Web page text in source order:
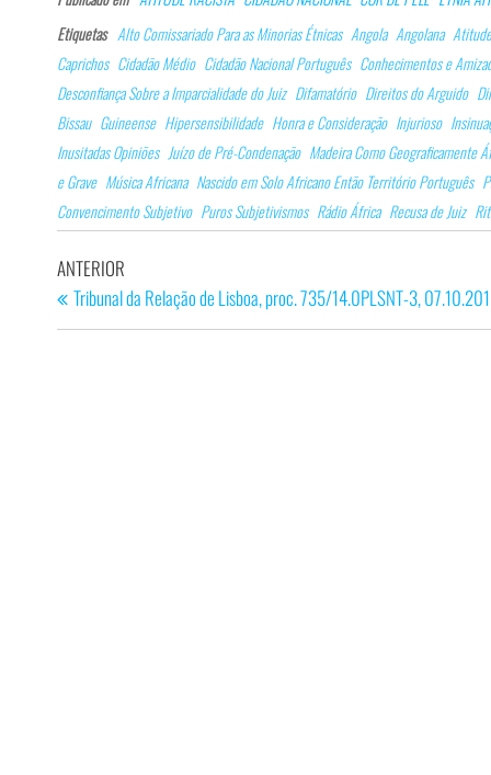
bo
ok
dI
n
ts
Ap
p
ail
Etiquetas Alto Comissariado Para as Minorias Étnicas Angola Angolana
Caprichos Cidadão Médio Cidadão Nacional Português Conhecimentos e
Desconfiança Sobre a Imparcialidade do Juiz Difamatório Direitos do Arguido
Bissau Guineense Hipersensibilidade Honra e Consideração Injurioso
Inusitadas Opiniões Juízo de Pré-Condenação Madeira Como Geograficamente
e Grave Música Africana Nascido em Solo Africano Então Território Português
Convencimento Subjetivo Puros Subjetivismos Rádio África Recusa de Juiz
Navegação
de
artigos
Artigo
anterior
ANTERIOR
Tribunal da Relação de Lisboa, proc. 735/14.0PLSNT-3,